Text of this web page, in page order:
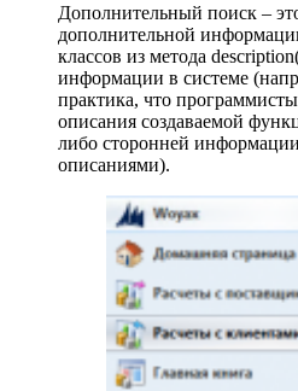
Дополнительный поиск –
дополнительной
классов из метода
информации в системе
практика, что
описания создаваемой
либо сторонней
описаниями).